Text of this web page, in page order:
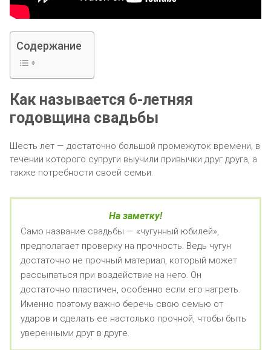
Содержание
Как называется 6-летняя
годовщина свадьбы
Шесть лет — достаточно большой промежуток времени, в
течении которого супруги выучили привычки друг друга, а
также потребности своей семьи.
На заметку!
Само название свадьбы — «чугунный юбилей»,
предполагает проверку на прочность. Ведь чугун
достаточно не прочный материал, который может
рассыпаться при воздействие на него. Он
достаточно пластичен, особенно если его нагреть.
Именно поэтому важно беречь свою семью от
ударов и сделать ее настолько прочной, чтобы быть
уверенными друг в друге.